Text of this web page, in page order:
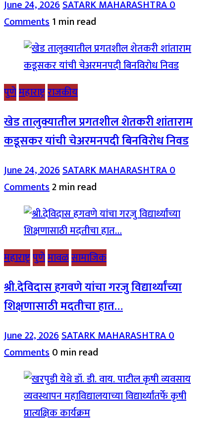
June 24, 2026SATARK MAHARASHTRA0
Comments1 min read
पुणेमहाराष्ट्रराजकीय
खेड तालुक्यातील प्रगतशील शेतकरी शांताराम
कडूसकर यांची चेअरमनपदी बिनविरोध निवड
June 24, 2026SATARK MAHARASHTRA0
Comments2 min read
महाराष्ट्रपुणेमावळसामाजिक
श्री.देविदास हगवणे यांचा गरजु विद्यार्थ्यांच्या
शिक्षणासाठी मदतीचा हात…
June 22, 2026SATARK MAHARASHTRA0
Comments0 min read